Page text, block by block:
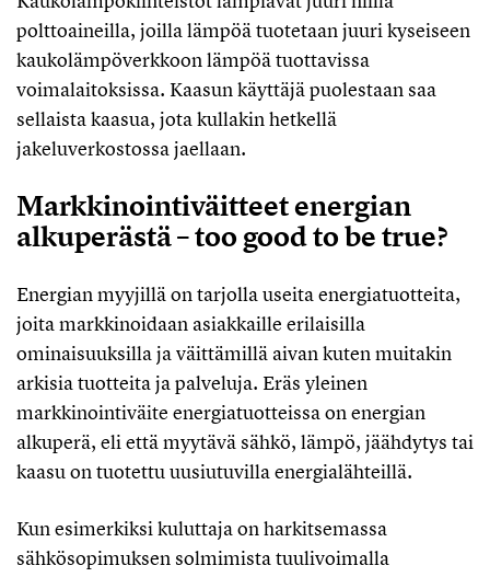
polttoaineilla, joilla lämpöä tuotetaan juuri kyseiseen
kaukolämpöverkkoon lämpöä tuottavissa
voimalaitoksissa. Kaasun käyttäjä puolestaan saa
sellaista kaasua, jota kullakin hetkellä
jakeluverkostossa jaellaan.
Markkinointiväitteet energian
alkuperästä – too good to be true?
Energian myyjillä on tarjolla useita energiatuotteita,
joita markkinoidaan asiakkaille erilaisilla
ominaisuuksilla ja väittämillä aivan kuten muitakin
arkisia tuotteita ja palveluja. Eräs yleinen
markkinointiväite energiatuotteissa on energian
alkuperä, eli että myytävä sähkö, lämpö, jäähdytys tai
kaasu on tuotettu uusiutuvilla energialähteillä.
Kun esimerkiksi kuluttaja on harkitsemassa
sähkösopimuksen solmimista tuulivoimalla